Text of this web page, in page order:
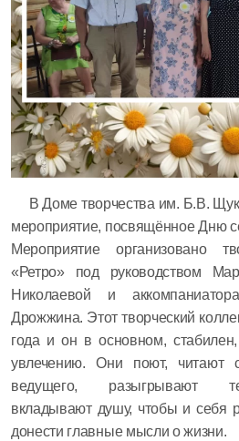
В Доме творчества им. Б.В.
мероприятие, посвящённое Дню
Мероприятие организовано
«Ретро» под руководством
Николаевой и
Дрожжина. Этот творческий
года и он в основном,
увлечению. Они поют, читают
ведущего, разыгрывают
вкладывают душу, чтобы и себя
донести главные мысли о жизни.